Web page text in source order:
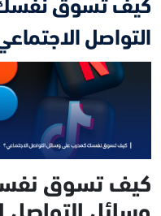
كيف تسوق
التواصل
كيف تسوق